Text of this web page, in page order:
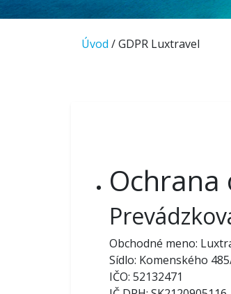
Úvod / GDPR Luxtravel
Ochrana
Obchodné meno:
Sídlo: Komenského
IČO: 52132471